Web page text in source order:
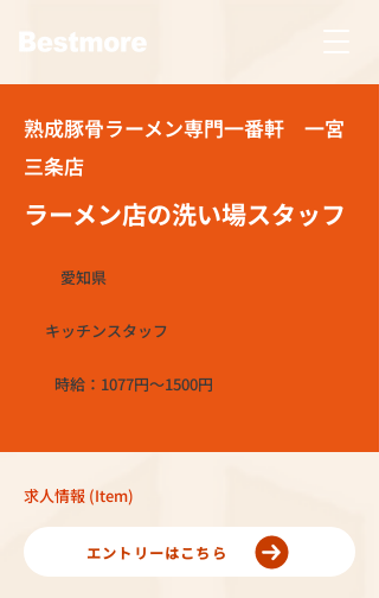
熟成豚骨ラーメン専門一番軒 一宮
三条店
ラーメン店の洗い場スタッフ
愛知県
キッチンスタッフ
時給：1077円～1500円
求人情報 (Item)
エントリーはこちら